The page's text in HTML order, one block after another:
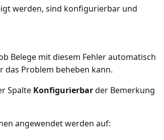
werden, sind konfigurierbar und
Belege mit diesem Fehler automatisch
das Problem beheben kann.
Spalte Konfigurierbarder Bemerkung
angewendet werden auf: